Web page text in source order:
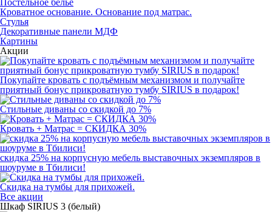
Постельное бельё
Кроватное основание. Основание под матрас.
Стулья
Декоративные панели МДФ
Картины
Акции
Покупайте кровать с подъёмным механизмом и получайте
приятный бонус прикроватную тумбу SIRIUS в подарок!
Стильные диваны со скидкой до 7%
Кровать + Матрас = СКИДКА 30%
скидка 25% на корпусную мебель выставочных экземпляров в
шоуруме в Тбилиси!
Скидка на тумбы для прихожей.
Все акции
Шкаф SIRIUS 3 (белый)